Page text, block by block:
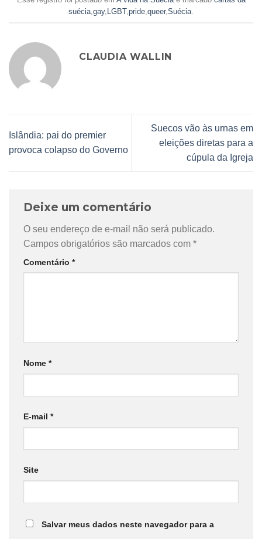
suécia gay, LGBT, pride queer, Suécia
CLAUDIA WALLIN
Islândia: pai do premier
provoca colapso do Governo
Suecos vão às urnas em
eleições diretas para a
cúpula da Igreja
Deixe um comentário
O seu endereço de e-mail não será publicado.
Campos obrigatórios são marcados com *
Comentário *
Nome *
E-mail *
Site
Salvar meus dados neste navegador para a